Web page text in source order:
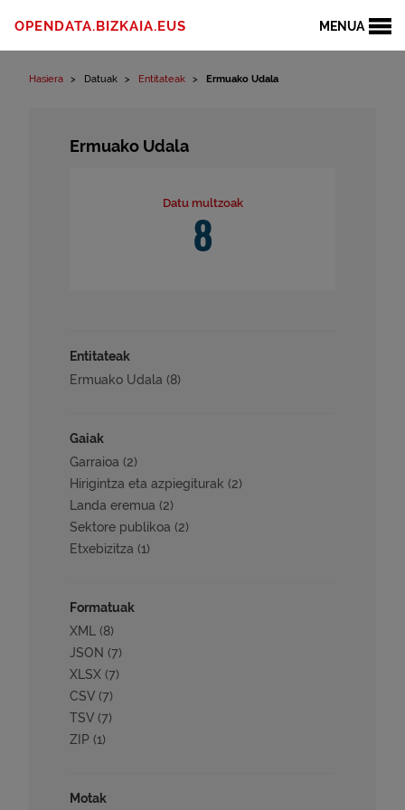
MENUA
OPENDATA.BIZKAIA.EUS
Hasiera Datuak Entitateak Ermuako Udala
Ermuako Udala
Datu multzoak
8
Entitateak
Ermuako Udala (8)
Gaiak
Garraioa (2)
Hirigintza eta azpiegiturak (2)
Landa eremua (2)
Sektore publikoa (2)
Etxebizitza (1)
Formatuak
XML (8)
JSON (7)
XLSX (7)
CSV (7)
TSV (7)
ZIP (1)
Motak